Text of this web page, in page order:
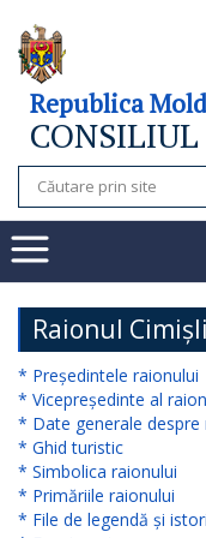
Consiliul
raional
Noutăți
raional
Aparatul
Republica
Raionul
* Președintele raionului
* Vicepreședinte al
* Date generale despre
* Ghid turistic
* Simbolica raionului
* Primăriile raionului
* File de legendă și